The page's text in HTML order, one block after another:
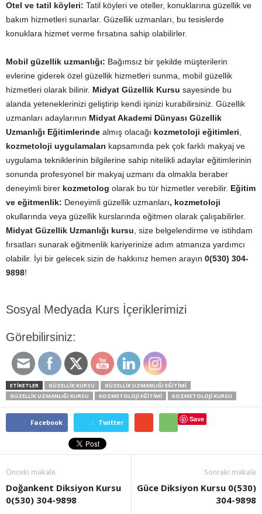
Otel ve tatil köyleri: Tatil köyleri ve oteller, konuklarına güzellik ve
bakım hizmetleri sunarlar. Güzellik uzmanları, bu tesislerde
konuklara hizmet verme fırsatına sahip olabilirler.
Mobil güzellik uzmanlığı: Bağımsız bir şekilde müşterilerin
evlerine giderek özel güzellik hizmetleri sunma, mobil güzellik
hizmetleri olarak bilinir. Midyat Güzellik Kursu sayesinde bu
alanda yeteneklerinizi geliştirip kendi işinizi kurabilirsiniz. Güzellik
uzmanları adaylarının Midyat Akademi Dünyası Güzellik
Uzmanlığı Eğitimlerinde almış olacağı kozmetoloji eğitimleri,
kozmetoloji uygulamaları kapsamında pek çok farklı makyaj ve
uygulama tekniklerinin bilgilerine sahip nitelikli adaylar eğitimlerinin
sonunda profesyonel bir makyaj uzmanı da olmakla beraber
deneyimli birer kozmetolog olarak bu tür hizmetler verebilir. Eğitim
ve eğitmenlik: Deneyimli güzellik uzmanları, kozmetoloji
okullarında veya güzellik kurslarında eğitmen olarak çalışabilirler.
Midyat Güzellik Uzmanlığı kursu, size belgelendirme ve istihdam
fırsatları sunarak eğitmenlik kariyerinize adım atmanıza yardımcı
olabilir. İyi bir gelecek sizin de hakkınız hemen arayın 0(530) 304-
9898!
Sosyal Medyada Kurs İçeriklerimizi
Görebilirsiniz:
ETİKETLER GÜZELLIK KURSU
GÜZELLIK UZMANLIĞI EĞITIMI
GÜZELLIK UZMANLIĞI KURSU
KOZMETOLOJI EĞITIMI KOZMETOLOJI KURSU
Facebook Twitter Save
Önceki makale
Doğankent Diksiyon Kursu
0(530) 304-9898
Sonraki makale
Güce Diksiyon Kursu 0(530)
304-9898